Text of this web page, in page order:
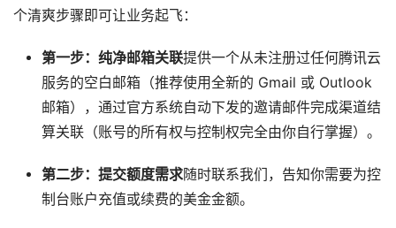
个清爽步骤即可让业务起飞：
第一步：纯净邮箱关联提供一个从未注册过任何腾讯云
服务的空白邮箱（推荐使用全新的 Gmail 或 Outlook
邮箱），通过官方系统自动下发的邀请邮件完成渠道结
算关联（账号的所有权与控制权完全由你自行掌握）。
第二步：提交额度需求随时联系我们，告知你需要为控
制台账户充值或续费的美金金额。